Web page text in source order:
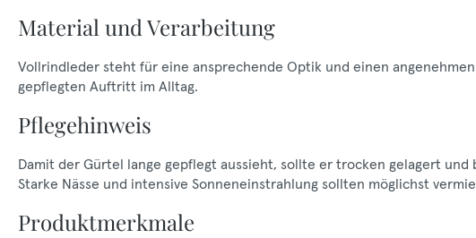
Material und Verarbeitung
Vollrindleder steht für eine ansprechende Optik und einen
gepflegten Auftritt im Alltag.
Pflegehinweis
Damit der Gürtel lange gepflegt aussieht, sollte er trocken gelagert
Starke Nässe und intensive Sonneneinstrahlung sollten möglichst
Produktmerkmale